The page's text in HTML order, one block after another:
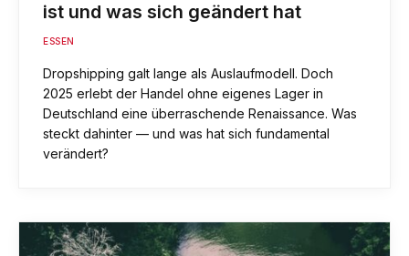
ist und was sich geändert hat
ESSEN
Dropshipping galt lange als Auslaufmodell. Doch
2025 erlebt der Handel ohne eigenes Lager in
Deutschland eine überraschende Renaissance. Was
steckt dahinter — und was hat sich fundamental
verändert?